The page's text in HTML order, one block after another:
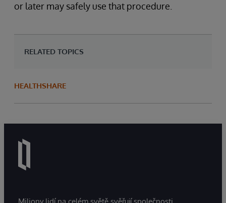
or later may safely use that procedure.
RELATED TOPICS
HEALTHSHARE
Miliony lidí na celém světě svěřují společnosti